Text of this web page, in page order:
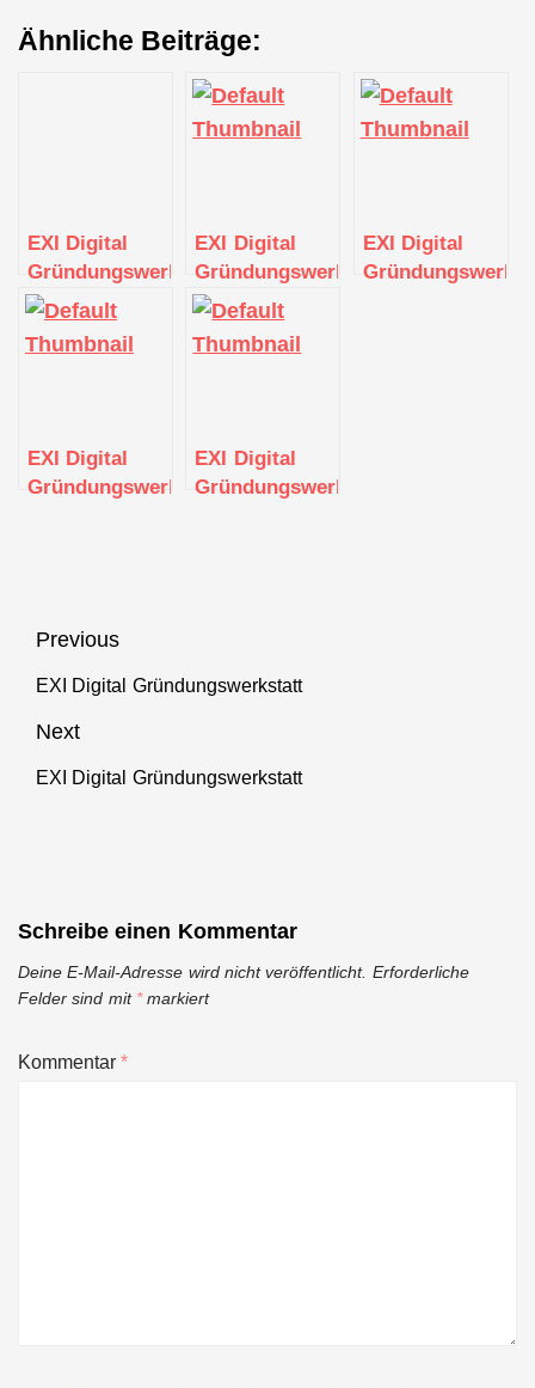
Ähnliche Beiträge:
EXI Digital
Gründungswerkstatt
EXI Digital
Gründungswerkstatt
EXI Digital
EXI Digital
Gründungswerkstatt
EXI Digital
Gründungswerkstatt
Beitragsnavigation
Previous
Previous
EXI Digital Gründungswerkstatt
Next
Next
EXI Digital Gründungswerkstatt
Schreibe einen Kommentar
Deine E-Mail-Adresse wird nicht veröffentlicht. Erforderliche
Felder sind mit *markiert
Kommentar*